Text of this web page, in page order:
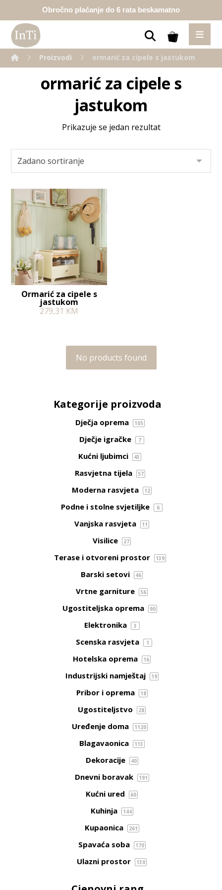
Obročno plaćanje do 6 rata beskamatno
Proizvodi ormarić za cipele s jastukom
ormarić za cipele s
jastukom
Prikazuje se jedan rezultat
Ormarić za cipele s
jastukom
279,31 KM
No products found
Kategorije proizvoda
Dječja oprema 105
Dječje igračke 7
Kućni ljubimci 43
Rasvjetna tijela 57
Moderna rasvjeta 12
Podne i stolne svjetiljke 6
Vanjska rasvjeta 11
Visilice 27
Terase i otvoreni prostor 139
Barski setovi 46
Vrtne garniture 56
Ugostiteljska oprema 90
Elektronika 3
Scenska rasvjeta 1
Hotelska oprema 16
Industrijski namještaj 19
Pribor i oprema 18
Ugostiteljstvo 28
Uređenje doma 1120
Blagavaonica 113
Dekoracije 40
Dnevni boravak 191
Kućni ured 60
Kuhinja 144
Kupaonica 261
Spavaća soba 170
Ulazni prostor 130